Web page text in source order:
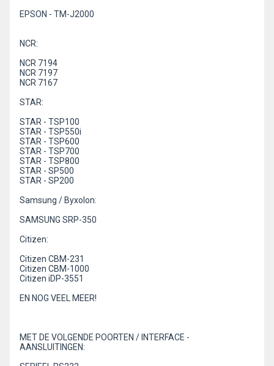
EPSON - TM-J2000
NCR:
NCR 7194
NCR 7197
NCR 7167
STAR:
STAR - TSP100
STAR - TSP550i
STAR - TSP600
STAR - TSP700
STAR - TSP800
STAR - SP500
STAR - SP200
Samsung / Byxolon:
SAMSUNG SRP-350
Citizen:
Citizen CBM-231
Citizen CBM-1000
Citizen iDP-3551
EN NOG VEEL MEER!
MET DE VOLGENDE POORTEN / INTERFACE -
AANSLUITINGEN: